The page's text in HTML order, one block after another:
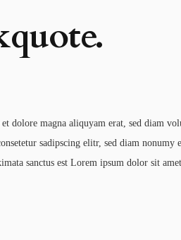
magna aliquyam erat, sed diam
sadipscing elitr, sed diam
sanctus est Lorem ipsum dolor sit